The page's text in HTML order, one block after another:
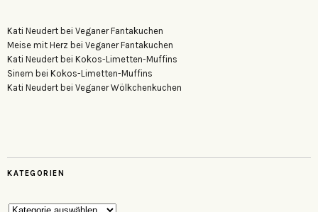
Kati Neudert bei Veganer Fantakuchen
Meise mit Herz bei Veganer Fantakuchen
Kati Neudert bei Kokos-Limetten-Muffins
Sinem bei Kokos-Limetten-Muffins
Kati Neudert bei Veganer Wölkchenkuchen
KATEGORIEN
Kategorien